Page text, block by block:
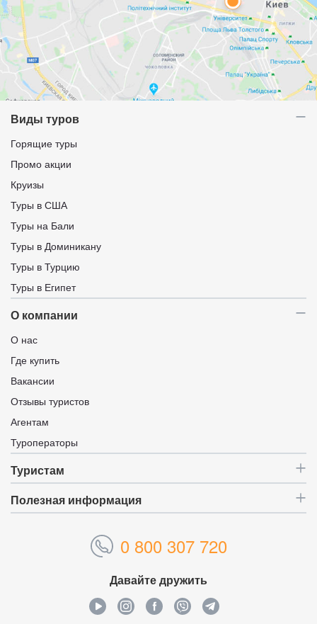
Виды туров
Горящие туры
Промо акции
Круизы
Туры в США
Туры на Бали
Туры в Доминикану
Туры в Турцию
Туры в Египет
О компании
О нас
Где купить
Вакансии
Отзывы туристов
Агентам
Туроператоры
Туристам
Полезная информация
0 800 307 720
Давайте дружить